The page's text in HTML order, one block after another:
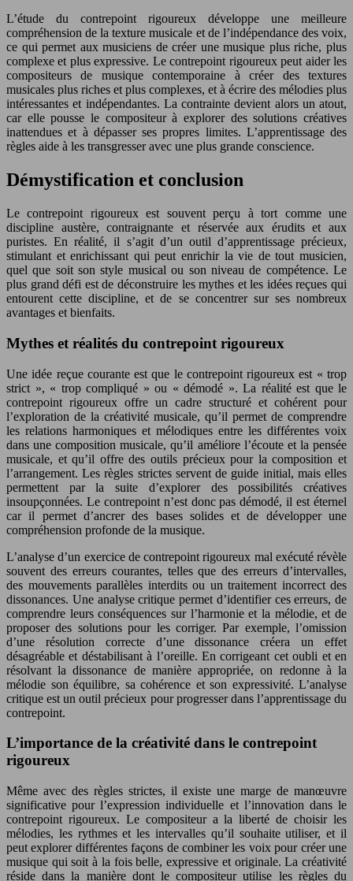
L’étude du contrepoint rigoureux développe une meilleure
compréhension de la texture musicale et de l’indépendance des voix,
ce qui permet aux musiciens de créer une musique plus riche, plus
complexe et plus expressive. Le contrepoint rigoureux peut aider les
compositeurs de musique contemporaine à créer des textures
musicales plus riches et plus complexes, et à écrire des mélodies plus
intéressantes et indépendantes. La contrainte devient alors un atout,
car elle pousse le compositeur à explorer des solutions créatives
inattendues et à dépasser ses propres limites. L’apprentissage des
règles aide à les transgresser avec une plus grande conscience.
Démystification et conclusion
Le contrepoint rigoureux est souvent perçu à tort comme une
discipline austère, contraignante et réservée aux érudits et aux
puristes. En réalité, il s’agit d’un outil d’apprentissage précieux,
stimulant et enrichissant qui peut enrichir la vie de tout musicien,
quel que soit son style musical ou son niveau de compétence. Le
plus grand défi est de déconstruire les mythes et les idées reçues qui
entourent cette discipline, et de se concentrer sur ses nombreux
avantages et bienfaits.
Mythes et réalités du contrepoint rigoureux
Une idée reçue courante est que le contrepoint rigoureux est « trop
strict », « trop compliqué » ou « démodé ». La réalité est que le
contrepoint rigoureux offre un cadre structuré et cohérent pour
l’exploration de la créativité musicale, qu’il permet de comprendre
les relations harmoniques et mélodiques entre les différentes voix
dans une composition musicale, qu’il améliore l’écoute et la pensée
musicale, et qu’il offre des outils précieux pour la composition et
l’arrangement. Les règles strictes servent de guide initial, mais elles
permettent par la suite d’explorer des possibilités créatives
insoupçonnées. Le contrepoint n’est donc pas démodé, il est éternel
car il permet d’ancrer des bases solides et de développer une
compréhension profonde de la musique.
L’analyse d’un exercice de contrepoint rigoureux mal exécuté révèle
souvent des erreurs courantes, telles que des erreurs d’intervalles,
des mouvements parallèles interdits ou un traitement incorrect des
dissonances. Une analyse critique permet d’identifier ces erreurs, de
comprendre leurs conséquences sur l’harmonie et la mélodie, et de
proposer des solutions pour les corriger. Par exemple, l’omission
d’une résolution correcte d’une dissonance créera un effet
désagréable et déstabilisant à l’oreille. En corrigeant cet oubli et en
résolvant la dissonance de manière appropriée, on redonne à la
mélodie son équilibre, sa cohérence et son expressivité. L’analyse
critique est un outil précieux pour progresser dans l’apprentissage du
contrepoint.
L’importance de la créativité dans le contrepoint
rigoureux
Même avec des règles strictes, il existe une marge de manœuvre
significative pour l’expression individuelle et l’innovation dans le
contrepoint rigoureux. Le compositeur a la liberté de choisir les
mélodies, les rythmes et les intervalles qu’il souhaite utiliser, et il
peut explorer différentes façons de combiner les voix pour créer une
musique qui soit à la fois belle, expressive et originale. La créativité
réside dans la manière dont le compositeur utilise les règles du